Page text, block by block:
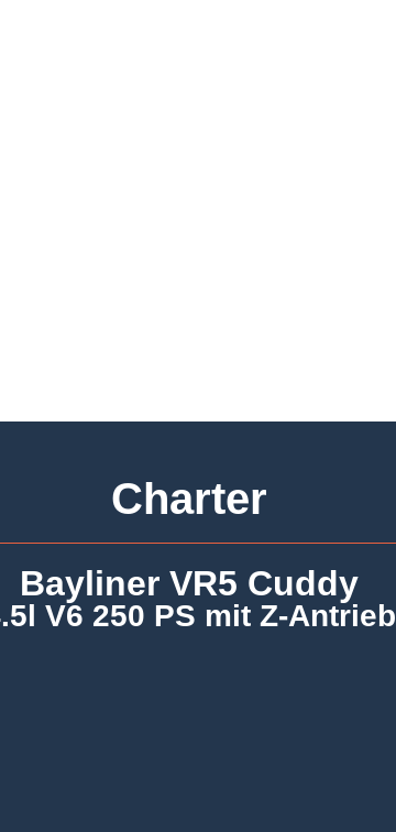
Charter
Bayliner VR5 Cuddy
V6 250 PS mit Z-Antrieb